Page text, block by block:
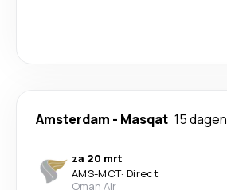
Amsterdam - Masqat 15 dagen
za 20 mrt
AMS-MCT· Direct
Oman Air